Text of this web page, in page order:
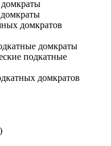
домкратов
домкраты
подкатные
домкратов